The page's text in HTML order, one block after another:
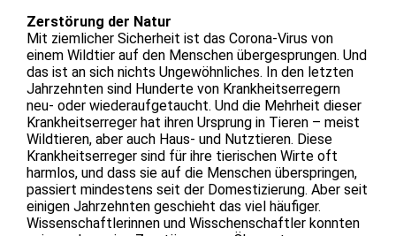
Zerstörung der Natur
Mit ziemlicher Sicherheit ist das Corona-Virus von
einem Wildtier auf den Menschen übergesprungen. Und
das ist an sich nichts Ungewöhnliches. In den letzten
Jahrzehnten sind Hunderte von Krankheitserregern
neu- oder wiederaufgetaucht. Und die Mehrheit dieser
Krankheitserreger hat ihren Ursprung in Tieren – meist
Wildtieren, aber auch Haus- und Nutztieren. Diese
Krankheitserreger sind für ihre tierischen Wirte oft
harmlos, und dass sie auf die Menschen überspringen,
passiert mindestens seit der Domestizierung. Aber seit
einigen Jahrzehnten geschieht das viel häufiger.
Wissenschaftlerinnen und Wisschenschaftler konnten